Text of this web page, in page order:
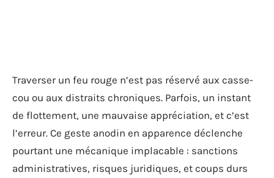
Traverser un feu rouge n’est pas réservé aux casse-
cou ou aux distraits chroniques. Parfois, un instant
de flottement, une mauvaise appréciation, et c’est
l’erreur. Ce geste anodin en apparence déclenche
pourtant une mécanique implacable : sanctions
administratives, risques juridiques, et coups durs